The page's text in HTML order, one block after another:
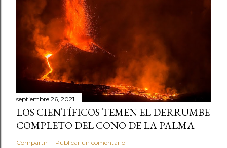
septiembre 26, 2021
LOS CIENTÍFICOS TEMEN EL DERRUMBE
COMPLETO DEL CONO DE LA PALMA
Compartir Publicar un comentario